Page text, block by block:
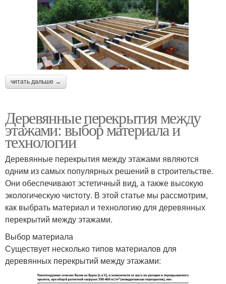
читать дальше →
Деревянные перекрытия между
этажами: выбор материала и
технологии
Деревянные перекрытия между этажами являются
одним из самых популярных решений в строительстве.
Они обеспечивают эстетичный вид, а также высокую
экологическую чистоту. В этой статье мы рассмотрим,
как выбрать материал и технологию для деревянных
перекрытий между этажами.
Выбор материала
Существует несколько типов материалов для
деревянных перекрытий между этажами: